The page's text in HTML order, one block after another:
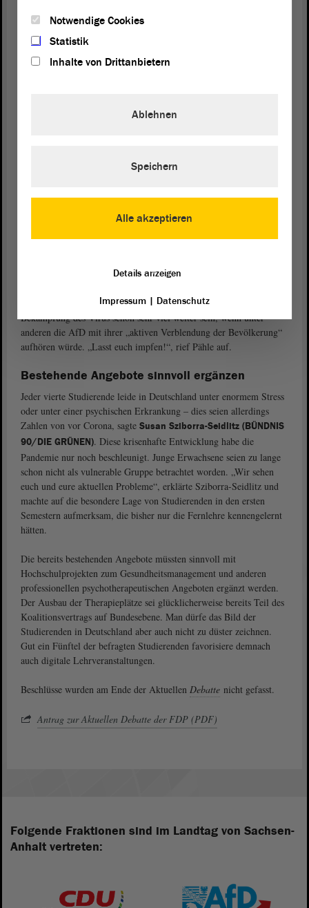
Unterstützung müsse ohne lange Wartezeiten möglich sein. Die
Pandemie wirke wie ein Brennglas, sie habe Schwachstellen noch
schwächer gemacht, hier gelte es anzusetzen und sichere
Perspektiven zu schaffen.
„Seit zwei Jahren leben wir mit der Pandemie und kämpfen gegen
auch junge Menschen hätten im Zuge der Pandemie mit ganz neuen
Lernens und Lebens machte den jungen Menschen schwer zu
schaffen. Es bedürfe einer Steigerung der psychosozialen Betreuung.
wirtschaftliche, gesellschaftliche und kulturelle Leben kommen. Die
verlangsame die Ausbreitung des Virus. Man könnte bei der
Bekämpfung des Virus schon sehr viel weiter sein, wenn unter
anderen die AfD mit ihrer „aktiven Verblendung der Bevölkerung“
aufhören würde. „Lasst euch impfen!“, rief Pähle auf.
Bestehende Angebote sinnvoll ergänzen
Jeder vierte Studierende leide in Deutschland unter enormem Stress
oder unter einer psychischen Erkrankung – dies seien allerdings
Zahlen von vor Corona, sagte Susan Sziborra-Seidlitz (BÜNDNIS
90/DIE GRÜNEN). Diese krisenhafte Entwicklung habe die
Pandemie nur noch beschleunigt. Junge Erwachsene seien zu lange
schon nicht als vulnerable Gruppe betrachtet worden. „Wir sehen
euch und eure aktuellen Probleme“, erklärte Sziborra-Seidlitz und
machte auf die besondere Lage von Studierenden in den ersten
Semestern aufmerksam, die bisher nur die Fernlehre kennengelernt
hätten.
Die bereits bestehenden Angebote müssten sinnvoll mit
Hochschulprojekten zum Gesundheitsmanagement und anderen
professionellen psychotherapeutischen Angeboten ergänzt werden.
Der Ausbau der Therapieplätze sei glücklicherweise bereits Teil des
Koalitionsvertrags auf Bundesebene. Man dürfe das Bild der
Studierenden in Deutschland aber auch nicht zu düster zeichnen.
Gut ein Fünftel der befragten Studierenden favorisiere demnach
auch digitale Lehrveranstaltungen.
Beschlüsse wurden am Ende der Aktuellen Debatte nicht gefasst.
Antrag zur Aktuellen Debatte der FDP (PDF)
Folgende Fraktionen sind im Landtag von Sachsen-
Anhalt vertreten:
Notwendige Cookies
Statistik
Inhalte von Drittanbietern
Alle akzeptieren
Ablehnen
Speichern
Details anzeigen
Impressum| Datenschutz